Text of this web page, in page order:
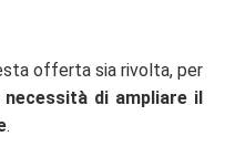
offerta sia rivolta, per
necessità di ampliare il
.